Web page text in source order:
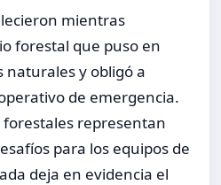
mientras
forestal que puso en
naturales y obligó a
de emergencia.
representan
para los equipos de
deja en evidencia el